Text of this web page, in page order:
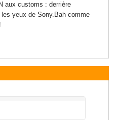
aux customs : derrière
yeux de Sony.Bah comme